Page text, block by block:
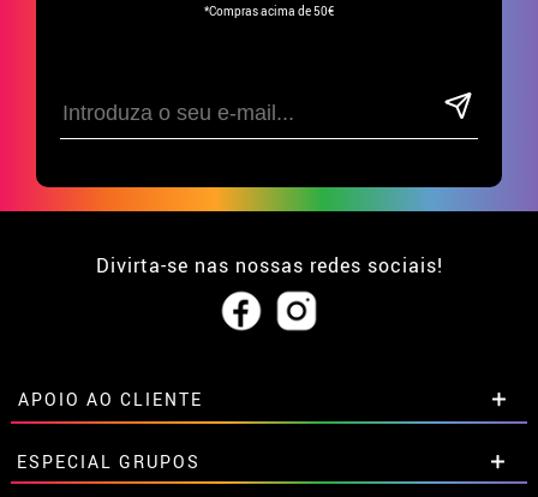
*Compras acima de 50€
Divirta-se nas nossas redes sociais!
APOIO AO CLIENTE
• Sobre nós
• Condições de venda
ESPECIAL GRUPOS